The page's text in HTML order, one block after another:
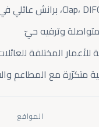
Clap،
، برانش عائلي
وترفيه حيّ
للأعمار المختلفة
متكرّرة مع المطاعم
المواقع